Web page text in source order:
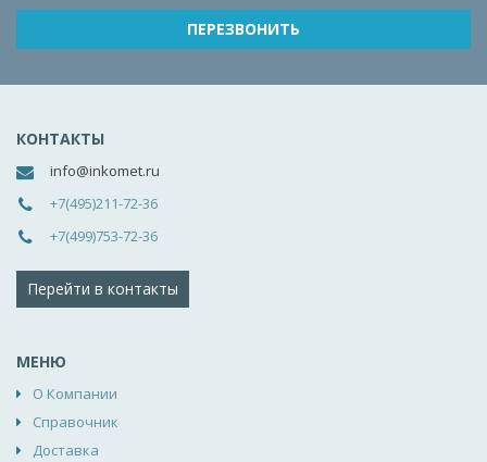
КОНТАКТЫ
info@inkomet.ru
+7(495)211-72-36
+7(499)753-72-36
Перейти в контакты
МЕНЮ
О Компании
Справочник
Доставка